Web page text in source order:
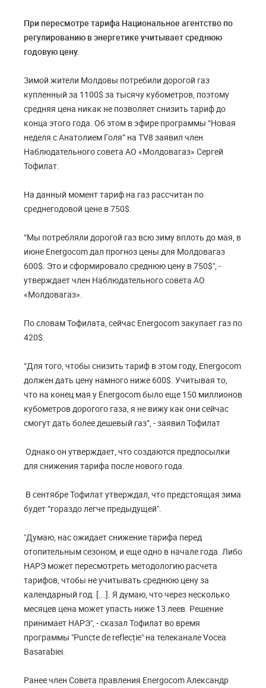
При пересмотре тарифа Национальное агентство по
регулированию в энергетике учитывает среднюю
годовую цену.
Зимой жители Молдовы потребили дорогой газ
купленный за 1100$ за тысячу кубометров, поэтому
средняя цена никак не позволяет снизить тариф до
конца этого года. Об этом в эфире программы “Новая
неделя с Анатолием Голя” на TV8 заявил член
Наблюдательного совета АО «Молдовагаз» Сергей
Тофилат.
На данный момент тариф на газ рассчитан по
среднегодовой цене в 750$.
“Мы потребляли дорогой газ всю зиму вплоть до мая, в
июне Energocom дал прогноз цены для Молдовагаз
600$. Это и сформировало среднюю цену в 750$", -
утверждает член Наблюдательного совета АО
«Молдовагаз».
По словам Тофилата, сейчас Energocom закупает газ по
420$.
“Для того, чтобы снизить тариф в этом году, Energocom
должен дать цену намного ниже 600$. Учитывая то,
что на конец мая у Energocom было еще 150 миллионов
кубометров дорогого газа, я не вижу как они сейчас
смогут дать более дешевый газ”, - заявил Тофилат
Однако он утверждает, что создаются предпосылки
для снижения тарифа после нового года.
В сентябре Тофилат утверждал, что предстоящая зима
будет “гораздо легче предыдущей".
"Думаю, нас ожидает снижение тарифа перед
отопительным сезоном, и еще одно в начале года. Либо
НАРЭ может пересмотреть методологию расчета
тарифов, чтобы не учитывать среднюю цену за
календарный год. [...]. Я думаю, что через несколько
месяцев цена может упасть ниже 13 леев. Решение
принимает НАРЭ", - сказал Тофилат во время
программы "Puncte de reflecție" на телеканале Vocea
Basarabiei.
Ранее член Совета правления Energocom Александр